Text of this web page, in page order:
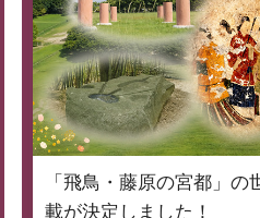
「飛鳥・藤原の宮都」
載が決定しました！